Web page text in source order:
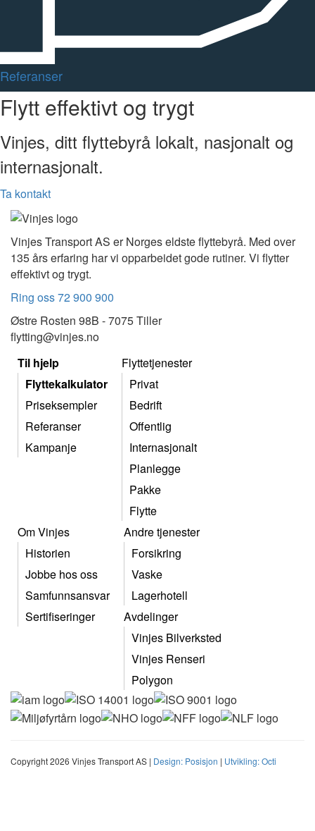
Referanser
Flytt effektivt og trygt
Vinjes, ditt flyttebyrå lokalt, nasjonalt og
internasjonalt.
Ta kontakt
Vinjes Transport AS er Norges eldste flyttebyrå. Med over
135 års erfaring har vi opparbeidet gode rutiner. Vi flytter
effektivt og trygt.
Ring oss 72 900 900
Østre Rosten 98B - 7075 Tiller
flytting@vinjes.no
Til hjelp
Flyttekalkulator
Priseksempler
Referanser
Kampanje
Flyttetjenester
Privat
Bedrift
Offentlig
Internasjonalt
Planlegge
Pakke
Flytte
Om Vinjes
Historien
Jobbe hos oss
Samfunnsansvar
Sertifiseringer
Andre tjenester
Forsikring
Vaske
Lagerhotell
Avdelinger
Vinjes Bilverksted
Vinjes Renseri
Polygon
Copyright 2026 Vinjes Transport AS | Design: Posisjon | Utvikling: Octi